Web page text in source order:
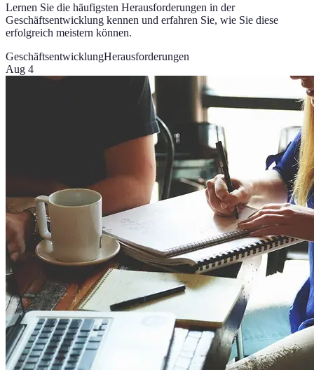
Lernen Sie die häufigsten Herausforderungen in der
Geschäftsentwicklung kennen und erfahren Sie, wie Sie diese
erfolgreich meistern können.
GeschäftsentwicklungHerausforderungen
Aug 4